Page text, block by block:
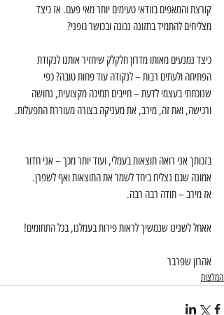
קורצת והמאפים בוודאי טעימים יותר מאי פעם. אז כיצד
מצליחים להתמיד בתזונה נכונה ובכושר גופני?
כיצד נמנעים מאותו מדרון חלקלק שיחזיר אותנו לנקודת
הפתיחה ולעתים רבות – לנקודה עוד פחות טובה? כפי
שנוכחתי בעצמי לדעת – חייבים תמיכה מקצועית, נחושה
ורגישה, ואת זה, מירב, את מעניקה בצורה מעוררת התפעלות.
בזכותך אני רואה תוצאות בעמלי, ועוד יותר מכך – אני חדור
אמונה שגם נצליח ביחד לשמר את התוצאות ואף לשפרן.
אז מירב – תודה רבה רבה.
אאחל לשנינו שנמשיך לראות פירות בעמלנו, בכל התחומים!
​אהרון שפרבר
המלצות